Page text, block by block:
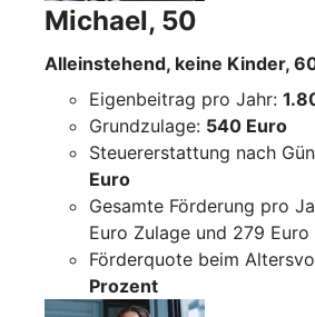
Michael, 50
Alleinstehend, keine Kinder,
Eigenbeitrag pro Jahr:
Grundzulage: 540 Euro
Steuererstattung nach
Euro
Gesamte Förderung pro
Euro Zulage und 279
Förderquote beim
Prozent